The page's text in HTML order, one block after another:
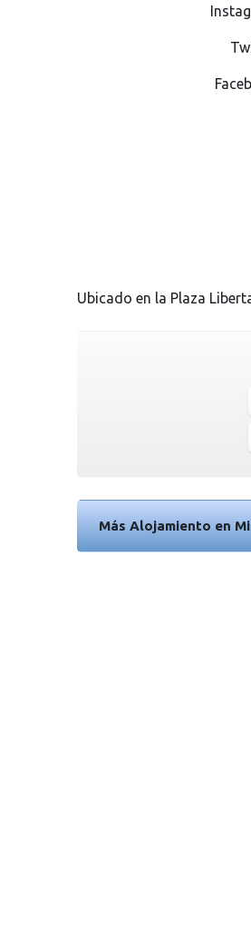
Ubicado en la Plaza
Más Alojamiento en